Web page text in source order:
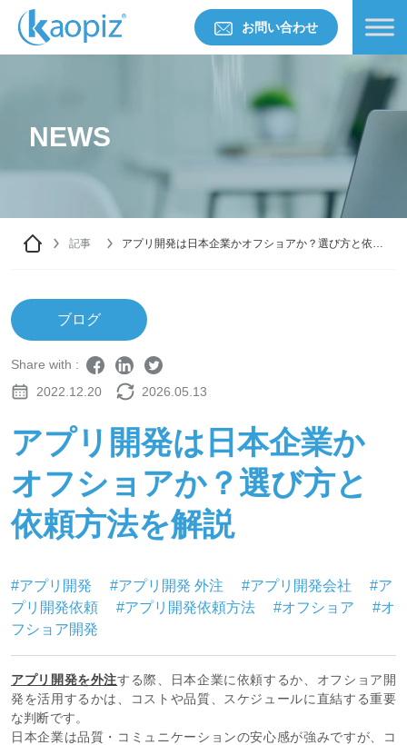
お問い合わせ
NEWS
記事
アプリ開発は日本企業かオフショアか？選び方と依頼
ブログ
Share with :
2022.12.20
2026.05.13
アプリ開発は日本企業か
オフショアか？選び方と
依頼方法を解説
#アプリ開発 #アプリ開発 外注 #アプリ開発会社
#ア
プリ開発依頼
#アプリ開発依頼方法 #オフショア
#オ
フショア開発
アプリ開発を外注する際、日本企業に依頼するか、オフショア開
発を活用するかは、コストや品質、スケジュールに直結する重要
な判断です。
日本企業は品質・コミュニケーションの安心感が強みですが、コ